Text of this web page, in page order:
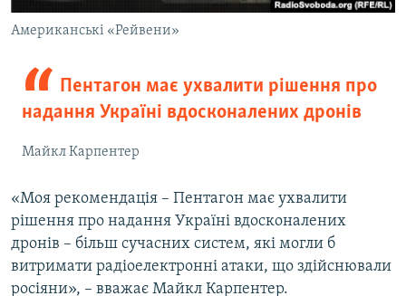
Американські «Рейвени»
Пентагон має ухвалити рішення про
надання Україні вдосконалених дронів
Майкл Карпентер
«Моя рекомендація – Пентагон має ухвалити
рішення про надання Україні вдосконалених
дронів – більш сучасних систем, які могли б
витримати радіоелектронні атаки, що здійснювали
росіяни», – вважає Майкл Карпентер.